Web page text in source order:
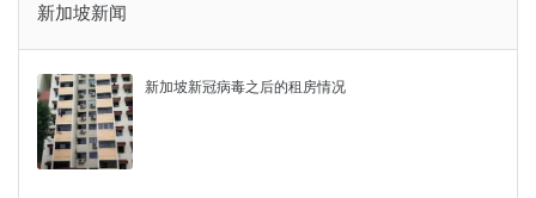
新加坡新闻
新加坡新冠病毒之后的租房情况